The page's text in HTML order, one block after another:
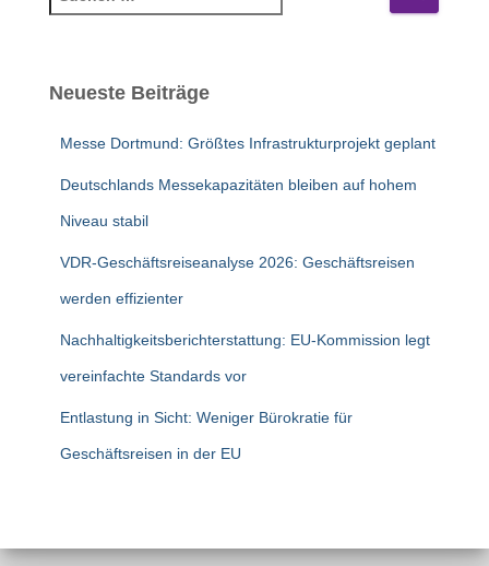
u
eNeueste Beiträge
Messe Dortmund: Größtes Infrastrukturprojekt geplant
Deutschlands Messekapazitäten bleiben auf hohem
Niveau stabil
VDR-Geschäftsreiseanalyse 2026: Geschäftsreisen
werden effizienter
Nachhaltigkeitsberichterstattung: EU-Kommission legt
vereinfachte Standards vor
Entlastung in Sicht: Weniger Bürokratie für
Geschäftsreisen in der EU